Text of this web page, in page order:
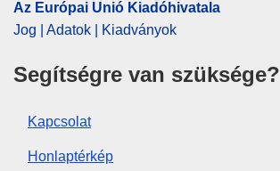
IMMC : 9999
pdfa2a
Az Európai Unió Kiadóhivatala
Jog | Adatok | Kiadványok
Segítségre van szüksége?
Kapcsolat
Honlaptérkép